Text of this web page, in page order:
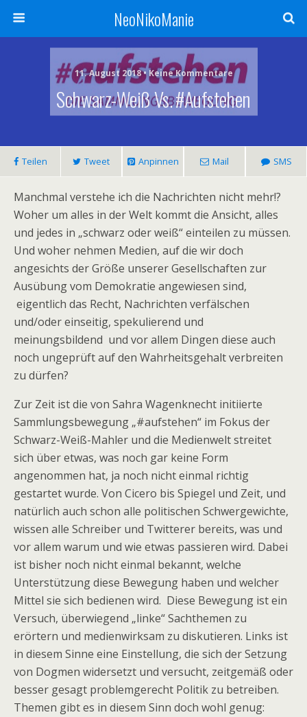
NeoNikoManie
11. August 2018 • Keine Kommentare
Schwarz-Weiß Vs. #aufstehen
Teilen Tweet Anpinnen Mail SMS
Manchmal verstehe ich die Nachrichten nicht mehr!?
Woher um alles in der Welt kommt die Ansicht, alles
und jedes in „schwarz oder weiß“ einteilen zu müssen.
Und woher nehmen Medien, auf die wir doch
angesichts der Größe unserer Gesellschaften zur
Ausübung vom Demokratie angewiesen sind,
eigentlich das Recht, Nachrichten verfälschen
und/oder einseitig, spekulierend und
meinungsbildend und vor allem Dingen diese auch
noch ungeprüft auf den Wahrheitsgehalt verbreiten
zu dürfen?
Zur Zeit ist die von Sahra Wagenknecht initiierte
Sammlungsbewegung „#aufstehen“ im Fokus der
Schwarz-Weiß-Mahler und die Medienwelt streitet
sich über etwas, was noch gar keine Form
angenommen hat, ja noch nicht einmal richtig
gestartet wurde. Von Cicero bis Spiegel und Zeit, und
natürlich auch schon alle politischen Schwergewichte,
wissen alle Schreiber und Twitterer bereits, was und
vor allem warum und wie etwas passieren wird. Dabei
ist bisher noch nicht einmal bekannt, welche
Unterstützung diese Bewegung haben und welcher
Mittel sie sich bedienen wird. Diese Bewegung ist ein
Versuch, überwiegend „linke“ Sachthemen zu
erörtern und medienwirksam zu diskutieren. Links ist
in diesem Sinne eine Einstellung, die sich der Setzung
von Dogmen widersetzt und versucht, zeitgemäß oder
besser gesagt problemgerecht Politik zu betreiben.
Themen gibt es in diesem Sinn doch wohl genug: